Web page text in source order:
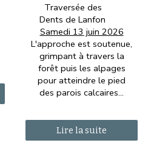
Traversée des
Dents de Lanfon
Samedi 13 juin 2026
L'approche est soutenue,
grimpant à travers la
forêt puis les alpages
pour atteindre le pied
des parois calcaires...
Lire la suite